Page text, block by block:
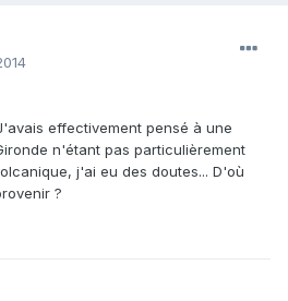
effectivement pensé à une
n'étant pas particulièrement
j'ai eu des doutes... D'où
?